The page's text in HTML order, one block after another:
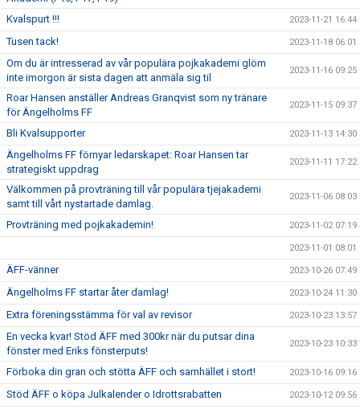
Kvalspurt !!! 2023-11-21 16:44
Tusen tack! 2023-11-18 06:01
Om du är intresserad av vår populära pojkakademi glöm
inte imorgon är sista dagen att anmäla sig til
2023-11-16 09:25
Roar Hansen anställer Andreas Granqvist som ny tränare
för Ängelholms FF
2023-11-15 09:37
Bli Kvalsupporter 2023-11-13 14:30
Ängelholms FF förnyar ledarskapet: Roar Hansen tar
strategiskt uppdrag
2023-11-11 17:22
Välkommen på provträning till vår populära tjejakademi
samt till vårt nystartade damlag.
2023-11-06 08:03
Provträning med pojkakademin! 2023-11-02 07:19
2023-11-01 08:01
ÄFF-vänner 2023-10-26 07:49
Ängelholms FF startar åter damlag! 2023-10-24 11:30
Extra föreningsstämma för val av revisor 2023-10-23 13:57
En vecka kvar! Stöd ÄFF med 300kr när du putsar dina
fönster med Eriks fönsterputs!
2023-10-23 10:33
Förboka din gran och stötta ÄFF och samhället i stort! 2023-10-16 09:16
Stöd ÄFF o köpa Julkalender o Idrottsrabatten 2023-10-12 09:56